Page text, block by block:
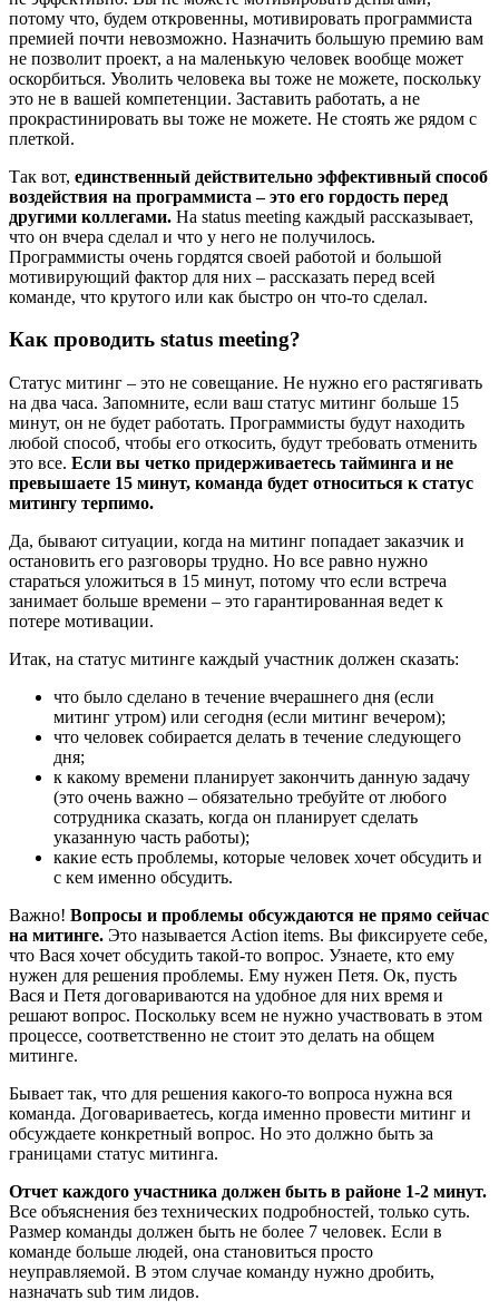
потому что, будем откровенны, мотивировать программиста
премией почти невозможно. Назначить большую премию вам
не позволит проект, а на маленькую человек вообще может
оскорбиться. Уволить человека вы тоже не можете, поскольку
это не в вашей компетенции. Заставить работать, а не
прокрастинировать вы тоже не можете. Не стоять же рядом с
плеткой.
Так вот, единственный действительно эффективный способ
воздействия на программиста – это его гордость перед
другими коллегами. На status meeting каждый рассказывает,
что он вчера сделал и что у него не получилось.
Программисты очень гордятся своей работой и большой
мотивирующий фактор для них – рассказать перед всей
команде, что крутого или как быстро он что-то сделал.
Как проводить status meeting?
Статус митинг – это не совещание. Не нужно его растягивать
на два часа. Запомните, если ваш статус митинг больше 15
минут, он не будет работать. Программисты будут находить
любой способ, чтобы его откосить, будут требовать отменить
это все. Если вы четко придерживаетесь тайминга и не
превышаете 15 минут, команда будет относиться к статус
митингу терпимо.
Да, бывают ситуации, когда на митинг попадает заказчик и
остановить его разговоры трудно. Но все равно нужно
стараться уложиться в 15 минут, потому что если встреча
занимает больше времени – это гарантированная ведет к
потере мотивации.
Итак, на статус митинге каждый участник должен сказать:
что было сделано в течение вчерашнего дня (если
митинг утром) или сегодня (если митинг вечером);
что человек собирается делать в течение следующего
дня;
к какому времени планирует закончить данную задачу
(это очень важно – обязательно требуйте от любого
сотрудника сказать, когда он планирует сделать
указанную часть работы);
какие есть проблемы, которые человек хочет обсудить и
с кем именно обсудить.
Важно! Вопросы и проблемы обсуждаются не прямо сейчас
на митинге. Это называется Action items. Вы фиксируете себе,
что Вася хочет обсудить такой-то вопрос. Узнаете, кто ему
нужен для решения проблемы. Ему нужен Петя. Ок, пусть
Вася и Петя договариваются на удобное для них время и
решают вопрос. Поскольку всем не нужно участвовать в этом
процессе, соответственно не стоит это делать на общем
митинге.
Бывает так, что для решения какого-то вопроса нужна вся
команда. Договариваетесь, когда именно провести митинг и
обсуждаете конкретный вопрос. Но это должно быть за
границами статус митинга.
Отчет каждого участника должен быть в районе 1-2 минут.
Все объяснения без технических подробностей, только суть.
Размер команды должен быть не более 7 человек. Если в
команде больше людей, она становиться просто
неуправляемой. В этом случае команду нужно дробить,
назначать sub тим лидов.